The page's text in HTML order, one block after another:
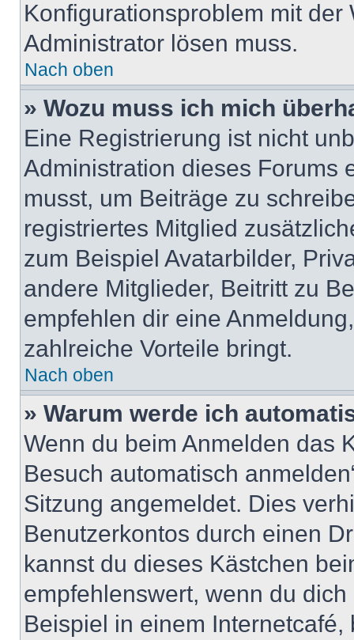
Konfigurationsproblem mit
Administrator lösen muss.
Nach oben
» Wozu muss ich mich
Eine Registrierung ist nicht
Administration dieses Forums
musst, um Beiträge zu
registriertes Mitglied
zum Beispiel Avatarbilder,
andere Mitglieder, Beitritt zu
empfehlen dir eine
zahlreiche Vorteile bringt.
Nach oben
» Warum werde ich
Wenn du beim Anmelden das
Besuch automatisch
Sitzung angemeldet. Dies
Benutzerkontos durch einen
kannst du dieses Kästchen
empfehlenswert, wenn du
Beispiel in einem